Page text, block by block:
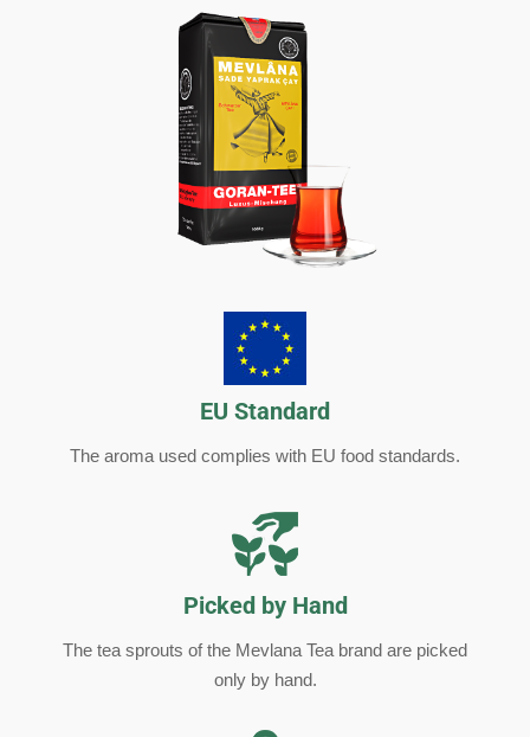
EU Standard
The aroma used complies with EU food standards.
Picked by Hand
The tea sprouts of the Mevlana Tea brand are picked
only by hand.